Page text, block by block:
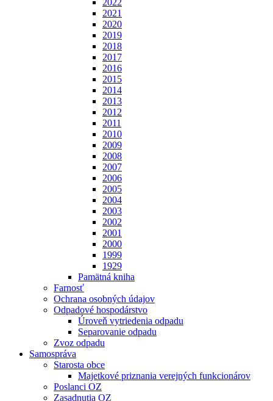
2022
2021
2020
2019
2018
2017
2016
2015
2014
2013
2012
2011
2010
2009
2008
2007
2006
2005
2004
2003
2002
2001
2000
1999
1929
Pamätná kniha
Farnosť
Ochrana osobných údajov
Odpadové hospodárstvo
Úroveň vytriedenia odpadu
Separovanie odpadu
Zvoz odpadu
Samospráva
Starosta obce
Majetkové priznania verejných funkcionárov
Poslanci OZ
Zasadnutia OZ